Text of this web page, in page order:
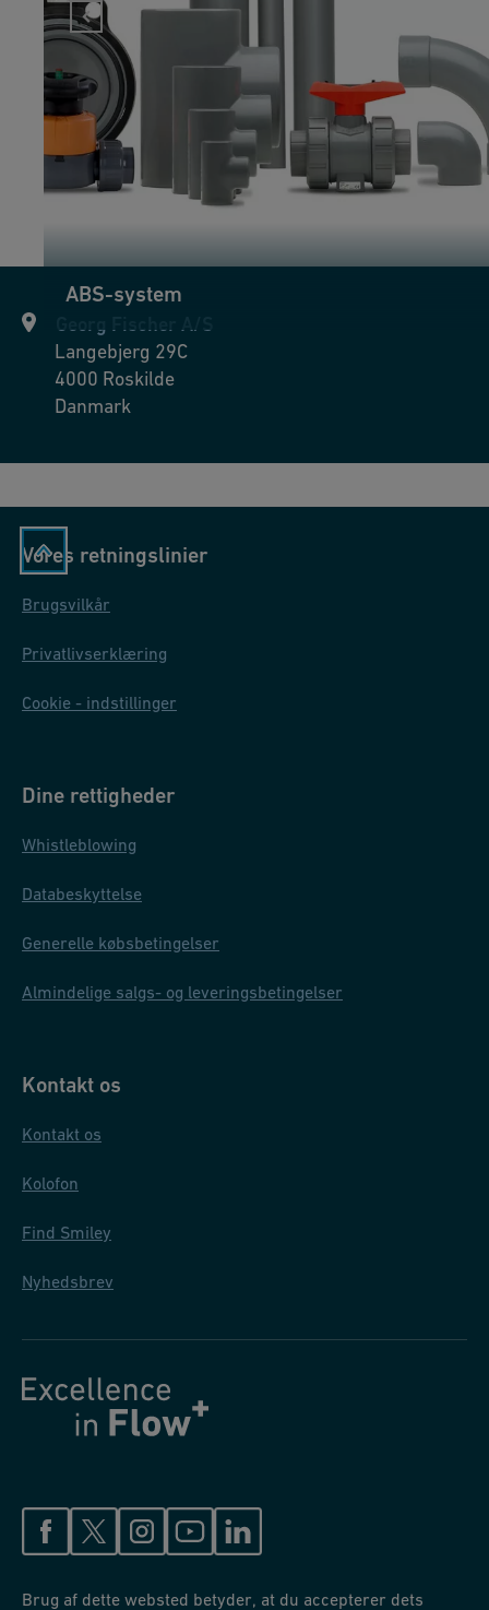
ABS-system
Langebjerg 29C
4000 Roskilde
Danmark
Vores retningslinier
Brugsvilkår
Privatlivserklæring
Cookie - indstillinger
Dine rettigheder
Whistleblowing
Databeskyttelse
Generelle købsbetingelser
Almindelige salgs- og leveringsbetingelser
Kontakt os
Kontakt os
Kolofon
Find Smiley
Nyhedsbrev
Brug af dette websted betyder, at du accepterer dets